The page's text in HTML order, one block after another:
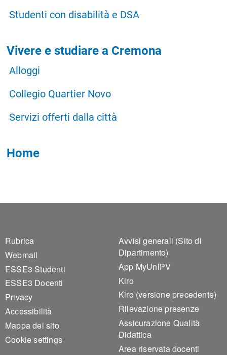
Studenti con disabilità e DSA
Vivere e studiare a Cremona
Alloggi
Collegio Quartier Novo
Servizi offerti dalla città
Home
Footer 1
Rubrica
Webmail
ESSE3 Studenti
ESSE3 Docenti
Privacy
Accessibilità
Mappa del sito
Cookie settings
Footer 2
Avvisi generali (Sito di
Dipartimento)
App MyUniPV
Kiro
Kiro (versione precedente)
Rilevazione presenze
Assicurazione Qualità
Didattica
Area riservata docenti